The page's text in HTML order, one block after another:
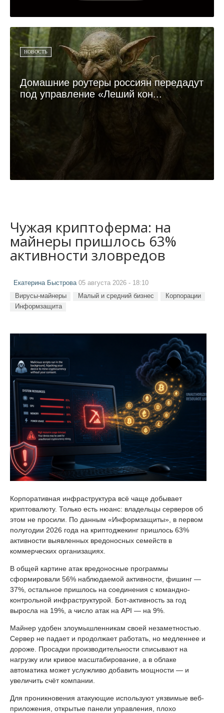
НОВОСТЬ
Домашние роутеры россиян передадут
под управление «Леший кон...
Чужая криптоферма: на
майнеры пришлось 63%
активности зловредов
Екатерина Быстрова05 августа 2026 - 18:10
Вирусы-майнеры Малый и средний бизнес
Корпорации
Информзащита
Корпоративная инфраструктура всё чаще добывает
криптовалюту. Только есть нюанс: владельцы серверов об
этом не просили. По данным «Информзащиты», в первом
полугодии 2026 года на криптоджекинг пришлось 63%
активности выявленных вредоносных семейств в
коммерческих организациях.
В общей картине атак вредоносные программы
сформировали 56% наблюдаемой активности, фишинг —
37%, остальное пришлось на соединения с командно-
контрольной инфраструктурой. Бот-активность за год
выросла на 19%, а число атак на API — на 9%.
Майнер удобен злоумышленникам своей незаметностью.
Сервер не падает и продолжает работать, но медленнее и
дороже. Просадки производительности списывают на
нагрузку или кривое масштабирование, а в облаке
автоматика может услужливо добавить мощности — и
увеличить счёт компании.
Для проникновения атакующие используют уязвимые веб-
приложения, открытые панели управления, плохо